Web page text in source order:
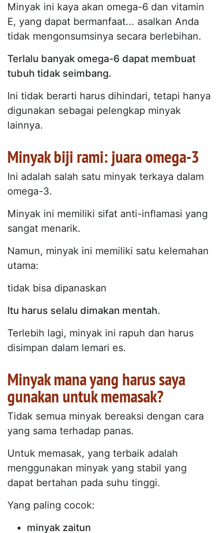
Minyak ini kaya akan omega-6 dan vitamin
E, yang dapat bermanfaat... asalkan Anda
tidak mengonsumsinya secara berlebihan.
Terlalu banyak omega-6 dapat membuat
tubuh tidak seimbang.
Ini tidak berarti harus dihindari, tetapi hanya
digunakan sebagai pelengkap minyak
lainnya.
Minyak biji rami: juara omega-3
Ini adalah salah satu minyak terkaya dalam
omega-3.
Minyak ini memiliki sifat anti-inflamasi yang
sangat menarik.
Namun, minyak ini memiliki satu kelemahan
utama:
tidak bisa dipanaskan
Itu harus selalu dimakan mentah.
Terlebih lagi, minyak ini rapuh dan harus
disimpan dalam lemari es.
Minyak mana yang harus saya
gunakan untuk memasak?
Tidak semua minyak bereaksi dengan cara
yang sama terhadap panas.
Untuk memasak, yang terbaik adalah
menggunakan minyak yang stabil yang
dapat bertahan pada suhu tinggi.
Yang paling cocok:
minyak zaitun